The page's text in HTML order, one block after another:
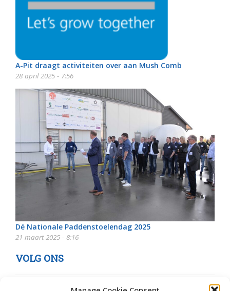
A-Pit draagt activiteiten over aan Mush Comb
28 april 2025 - 7:56
Dé Nationale Paddenstoelendag 2025
21 maart 2025 - 8:16
VOLG ONS